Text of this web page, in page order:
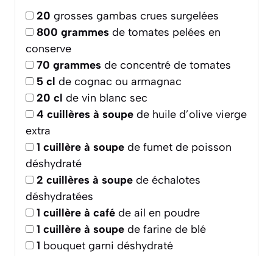
20 grosses gambas crues surgelées
800 grammes de tomates pelées en
conserve
70 grammes de concentré de tomates
5 cl de cognac ou armagnac
20 cl de vin blanc sec
4 cuillères à soupe de huile d’olive vierge
extra
1 cuillère à soupe de fumet de poisson
déshydraté
2 cuillères à soupe de échalotes
déshydratées
1 cuillère à café de ail en poudre
1 cuillère à soupe de farine de blé
1 bouquet garni déshydraté